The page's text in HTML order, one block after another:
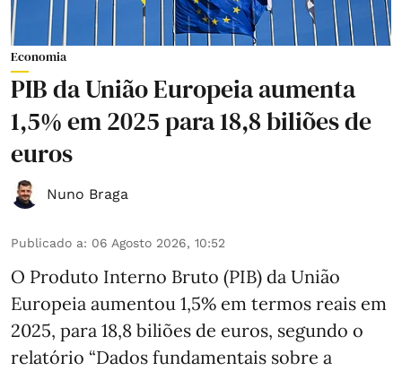
Economia
PIB da União Europeia aumenta
1,5% em 2025 para 18,8 biliões de
euros
Nuno Braga
Publicado a: 06 Agosto 2026, 10:52
O Produto Interno Bruto (PIB) da União
Europeia aumentou 1,5% em termos reais em
2025, para 18,8 biliões de euros, segundo o
relatório “Dados fundamentais sobre a